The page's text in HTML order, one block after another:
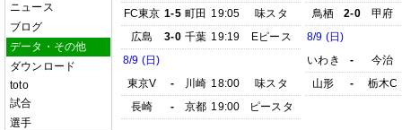
ニュース
ブログ
データ・その他
ダウンロード
toto
試合
選手
FC東京 1-5 町田 19:05
味スタ
広島
3-0 千葉 19:19
Eピース
8/9 (日)
東京V
- 川崎 18:00
味スタ
長崎
- 京都 19:00 ピースタ
鳥栖
2-0
甲府
8/9 (日)
いわき
-
今治
山形
- 栃木C